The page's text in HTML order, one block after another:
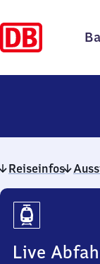
Reiseinfos
Reiseinfos
Live